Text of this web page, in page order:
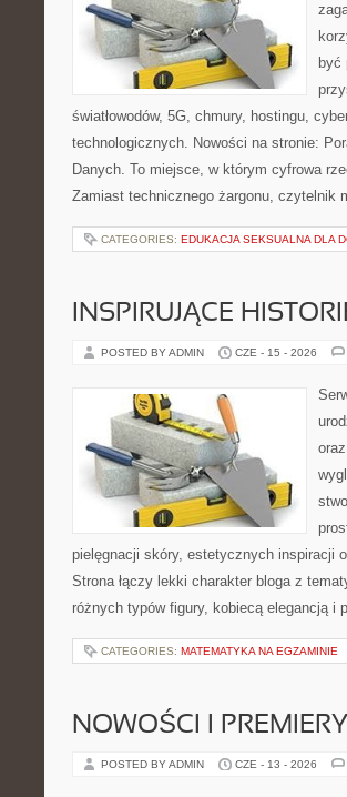
być
światłowodów, 5G, chmury, hostingu,
technologicznych. Nowości na stronie:
Danych. To miejsce, w którym cyfrowa
Zamiast technicznego żargonu, czytelnik
CATEGORIES: EDUKACJA SEKSUALNA DLA
INSPIRUJĄCE
POSTED BY ADMIN CZE - 15 - 2026
pielęgnacji skóry, estetycznych inspiracji
Strona łączy lekki charakter bloga z
różnych typów figury, kobiecą elegancją
CATEGORIES: MATEMATYKA NA EGZAMINIE
NOWOŚCI I PREMIERY
POSTED BY ADMIN CZE - 13 - 2026